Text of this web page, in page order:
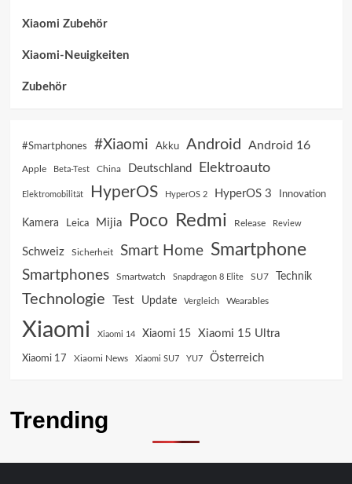
Xiaomi Zubehör
Xiaomi-Neuigkeiten
Zubehör
#Smartphones #Xiaomi Akku Android Android 16
Apple Beta-Test China Deutschland Elektroauto
Elektromobilität HyperOS HyperOS 2 HyperOS 3 Innovation
Kamera Leica Mijia Poco Redmi Release Review
Schweiz Sicherheit Smart Home Smartphone
Smartphones Smartwatch Snapdragon 8 Elite SU7 Technik
Technologie Test Update Vergleich Wearables
Xiaomi Xiaomi 14 Xiaomi 15 Xiaomi 15 Ultra
Xiaomi 17 Xiaomi News Xiaomi SU7 YU7 Österreich
Trending